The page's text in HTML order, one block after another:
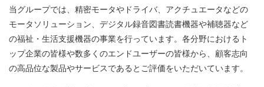
当グループでは、精密モータやドライバ、アクチュエータなどの
モータソリューション、デジタル録音図書読書機器や補聴器など
の福祉・生活支援機器の事業を行っています。各分野におけるト
ップ企業の皆様や数多くのエンドユーザーの皆様から、顧客志向
の高品位な製品やサービスであるとご評価をいただいています。